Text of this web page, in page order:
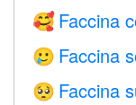
🥰 Faccina
🥲 Faccina
🥺 Faccina